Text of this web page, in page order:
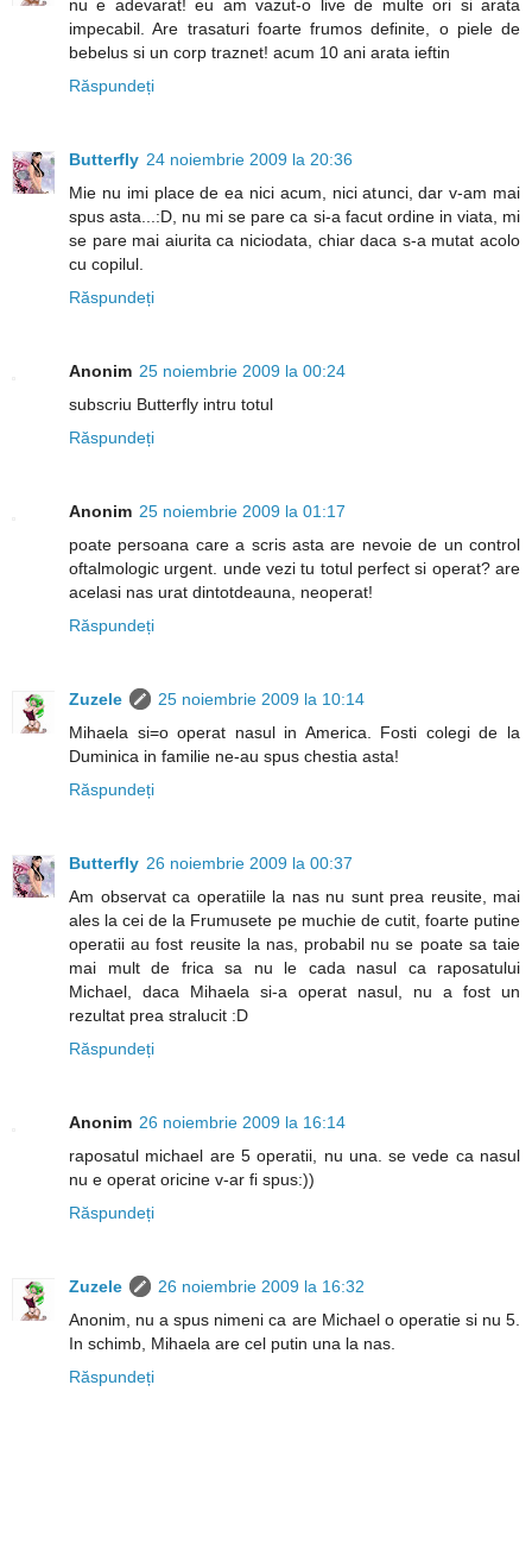
nu e adevarat! eu am vazut-o live de multe ori si arata
impecabil. Are trasaturi foarte frumos definite, o piele de
bebelus si un corp traznet! acum 10 ani arata ieftin
Răspundeți
Butterfly 24 noiembrie 2009 la 20:36
Mie nu imi place de ea nici acum, nici atunci, dar v-am mai
spus asta...:D, nu mi se pare ca si-a facut ordine in viata, mi
se pare mai aiurita ca niciodata, chiar daca s-a mutat acolo
cu copilul.
Răspundeți
Anonim 25 noiembrie 2009 la 00:24
subscriu Butterfly intru totul
Răspundeți
Anonim 25 noiembrie 2009 la 01:17
poate persoana care a scris asta are nevoie de un control
oftalmologic urgent. unde vezi tu totul perfect si operat? are
acelasi nas urat dintotdeauna, neoperat!
Răspundeți
Zuzele
25 noiembrie 2009 la 10:14
Mihaela si=o operat nasul in America. Fosti colegi de la
Duminica in familie ne-au spus chestia asta!
Răspundeți
Butterfly 26 noiembrie 2009 la 00:37
Am observat ca operatiile la nas nu sunt prea reusite, mai
ales la cei de la Frumusete pe muchie de cutit, foarte putine
operatii au fost reusite la nas, probabil nu se poate sa taie
mai mult de frica sa nu le cada nasul ca raposatului
Michael, daca Mihaela si-a operat nasul, nu a fost un
rezultat prea stralucit :D
Răspundeți
Anonim 26 noiembrie 2009 la 16:14
raposatul michael are 5 operatii, nu una. se vede ca nasul
nu e operat oricine v-ar fi spus:))
Răspundeți
Zuzele
26 noiembrie 2009 la 16:32
Anonim, nu a spus nimeni ca are Michael o operatie si nu 5.
In schimb, Mihaela are cel putin una la nas.
Răspundeți